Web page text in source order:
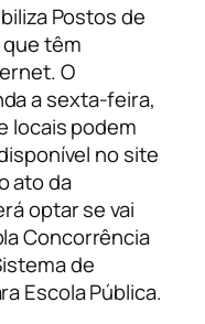
Postos de
têm
O
a sexta-feira,
locais podem
no site
ato da
optar se vai
Concorrência
de
Escola Pública.